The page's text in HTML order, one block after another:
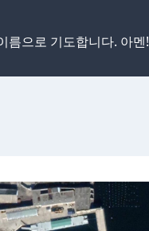
름으로 기도합니다. 아멘!